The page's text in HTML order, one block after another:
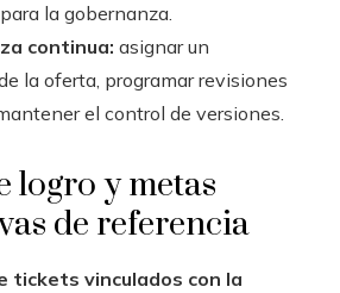
la gobernanza.
continua: asignar un
la oferta, programar revisiones
el control de versiones.
logro y metas
de referencia
tickets vinculados con la